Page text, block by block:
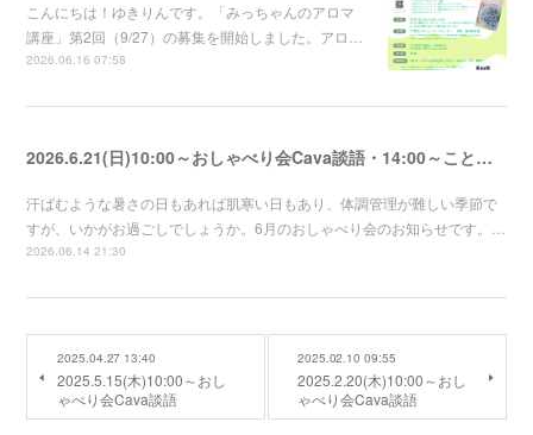
こんにちは！ゆきりんです。「みっちゃんのアロマ
講座」第2回（9/27）の募集を開始しました。アロ…
2026.06.16 07:58
2026.6.21(日)10:00～おしゃべり会Cava談語・14:00～ことのは
汗ばむような暑さの日もあれば肌寒い日もあり、体調管理が難しい季節で
すが、いかがお過ごしでしょうか。6月のおしゃべり会のお知らせです。…
2026.06.14 21:30
2025.04.27 13:40
2025.5.15(木)10:00～おし
ゃべり会Cava談語
2025.02.10 09:55
2025.2.20(木)10:00～おし
ゃべり会Cava談語